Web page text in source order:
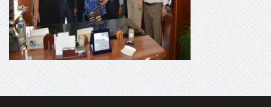
16:18 -
ΕΝΟΡΙΑΚΕΣ ΚΑΛΟΚΑΙΡΙΝΕΣ ΔΡΑΣΕΙΣ ΓΙΑ ΠΑΙΔΙΑ
ΣΤΗΝ ΕΔΕΣΣΑ